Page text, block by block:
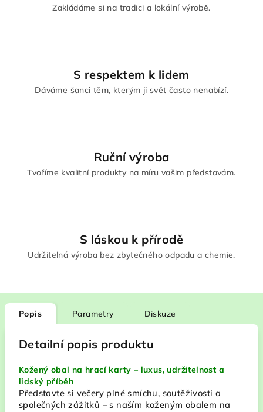
Zakládáme si na tradici a lokální výrobě.
S respektem k lidem
Dáváme šanci těm, kterým ji svět často nenabízí.
Ruční výroba
Tvoříme kvalitní produkty na míru vašim představám.
S láskou k přírodě
Udržitelná výroba bez zbytečného odpadu a chemie.
Popis Parametry Diskuze
Detailní popis produktu
Kožený obal na hrací karty – luxus, udržitelnost a
lidský příběh
Představte si večery plné smíchu, soutěživosti a
společných zážitků – s naším koženým obalem na